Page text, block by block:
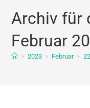
Archiv für
Februar
> 2023 > Februar >